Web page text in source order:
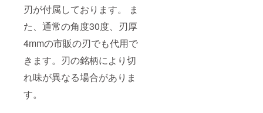
刃が付属しております。 ま
た、通常の角度30度、刃厚
4mmの市販の刃でも代用で
きます。刃の銘柄により切
れ味が異なる場合がありま
す。